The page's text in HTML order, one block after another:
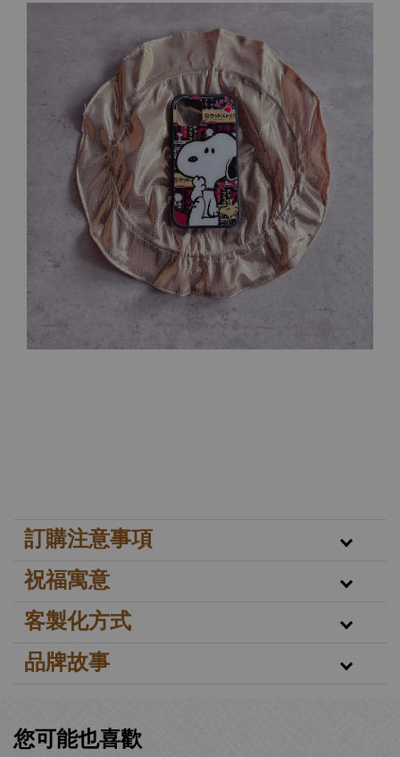
訂購注意事項
祝福寓意
客製化方式
品牌故事
您可能也喜歡